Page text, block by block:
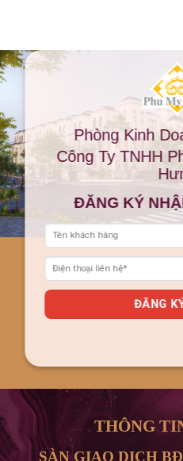
Phòng Kinh
Công Ty TNHH
ĐĂNG KÝ
THÔNG
SÀN GIAO DỊCH